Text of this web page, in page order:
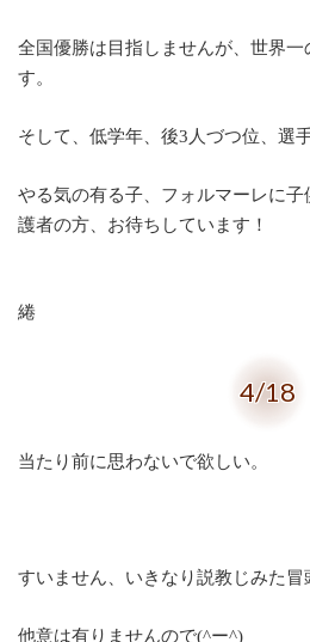
全国優勝は目指しませんが、世界一
す。
そして、低学年、後3人づつ位、選
やる気の有る子、フォルマーレに
護者の方、お待ちしています！
綣
4/18
当たり前に思わないで欲しい。
すいません、いきなり説教じみた冒
他意は有りませんので(^ー^)